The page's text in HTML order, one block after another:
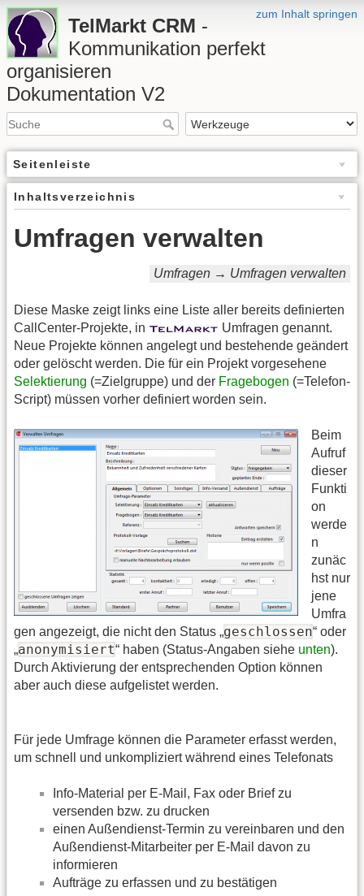
zum Inhalt springen
TelMarkt CRM -
Kommunikation perfekt
organisieren
Dokumentation V2
Seitenleiste
Inhaltsverzeichnis
Umfragen verwalten
Umfragen → Umfragen verwalten
Diese Maske zeigt links eine Liste aller bereits definierten
CallCenter-Projekte, in
Umfragen genannt.
Neue Projekte können angelegt und bestehende geändert
oder gelöscht werden. Die für ein Projekt vorgesehene
Selektierung (=Zielgruppe) und der Fragebogen (=Telefon-
Script) müssen vorher definiert worden sein.
Beim
Aufruf
dieser
Funkti
on
werde
n
zunäc
hst nur
jene
Umfra
gen angezeigt, die nicht den Status „geschlossen“ oder
„anonymisiert“ haben (Status-Angaben siehe unten).
Durch Aktivierung der entsprechenden Option können
aber auch diese aufgelistet werden.
Für jede Umfrage können die Parameter erfasst werden,
um schnell und unkompliziert während eines Telefonats
Info-Material per E-Mail, Fax oder Brief zu
versenden bzw. zu drucken
einen Außendienst-Termin zu vereinbaren und den
Außendienst-Mitarbeiter per E-Mail davon zu
informieren
Aufträge zu erfassen und zu bestätigen